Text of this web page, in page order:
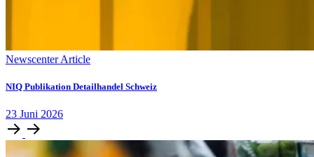
Newscenter Article
NIQ Publikation Detailhandel Schweiz
23 Juni 2026